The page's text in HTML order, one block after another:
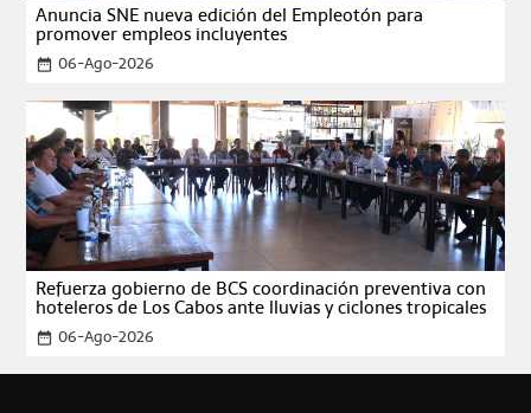
Anuncia SNE nueva edición del Empleotón para
promover empleos incluyentes
date_range 06-Ago-2026
Refuerza gobierno de BCS coordinación preventiva con
hoteleros de Los Cabos ante lluvias y ciclones tropicales
date_range 06-Ago-2026